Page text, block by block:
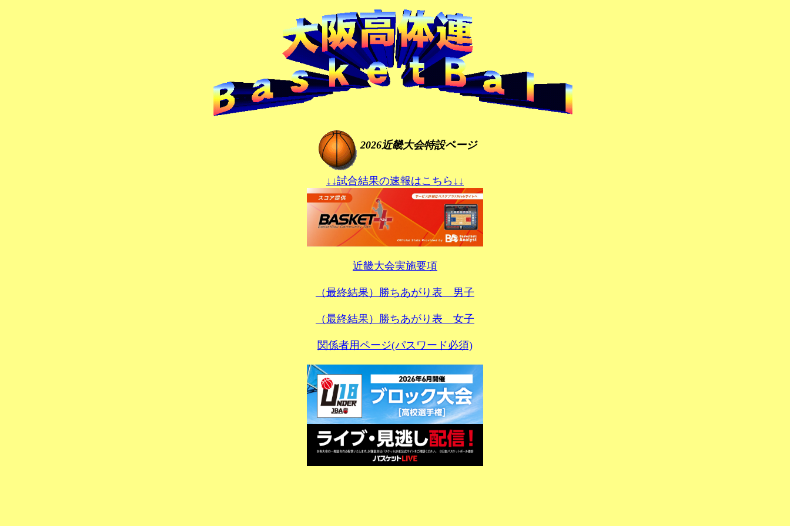
2026近畿大会特設ページ
↓↓試合結果の速報はこちら↓↓
近畿大会実施要項
（最終結果）勝ちあがり表 男子
（最終結果）勝ちあがり表 女子
関係者用ページ(パスワード必須)